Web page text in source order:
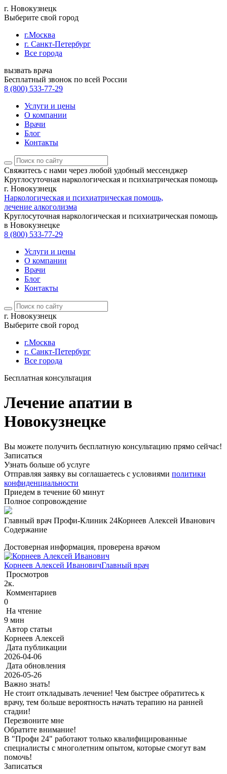
г. Новокузнецк
Выберите свой город
г.Москва
г. Санкт-Петербург
Все города
вызвать врача
Бесплатный звонок по всей России
8 (800) 533-77-29
Услуги и цены
О компании
Врачи
Блог
Контакты
Свяжитесь с нами через любой удобный мессенджер
Круглосуточная наркологическая и психиатрическая помощь
г. Новокузнецк
Наркологическая и психиатрическая помощь,
лечение алкоголизма
Круглосуточная наркологическая и психиатрическая помощь
в Новокузнецке
8 (800) 533-77-29
Услуги и цены
О компании
Врачи
Блог
Контакты
г. Новокузнецк
Выберите свой город
г.Москва
г. Санкт-Петербург
Все города
Бесплатная консультация
Лечение апатии в
Новокузнецке
Вы можете получить бесплатную консультацию прямо сейчас!
Записаться
Узнать больше об услуге
Отправляя заявку вы соглашаетесь с условиями политики
конфиденциальности
Приедем в течение 60 минут
Полное сопровождение
Главный врач Профи-Клиник 24Корнеев Алексей Иванович
Содержание
Достоверная информация, проверена врачом
Корнеев Алексей ИвановичГлавный врач
Просмотров
2к.
Комментариев
0
На чтение
9 мин
Автор статьи
Корнеев Алексей
Дата публикации
2026-04-06
Дата обновления
2026-05-26
Важно знать!
Не стоит откладывать лечение! Чем быстрее обратитесь к
врачу, тем больше вероятность начать терапию на ранней
стадии!
Перезвоните мне
Обратите внимание!
В "Профи 24" работают только квалифицированные
специалисты с многолетним опытом, которые смогут вам
помочь!
Записаться